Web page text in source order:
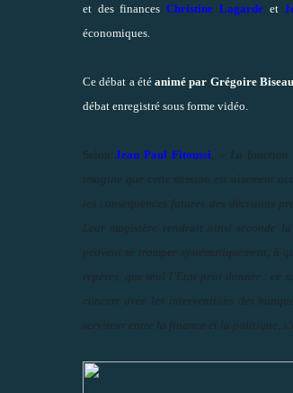
et des financesChristine Lagardeet
économiques.
Ce débat a étéanimé par Grégoire Biseau
débat enregistré sous forme vidéo.
Selon Jean Paul Fitoussi
« La fonction
imagine que cette mission est aisément
les conséquences futures des décisions
Leur magistère rendrait ainsi seconde
peuvent se tromper systématiquement,
repères, que seul l’Etat peut donner : ce
concert avec les interventions des
serviteur entre la finance et la politique,